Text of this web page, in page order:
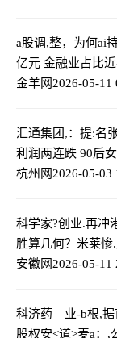
a股调,整，为何ai
亿元 金融业占比
金羊网2026-05-11
汇通集团,：提:名
利润两连跌 90后
杭州网2026-05-03
科学家?创业.再冲
胜算几何？ 米莱惨
安徽网2026-05-11
科济药—业-b根,据
股权安<道>麦a：,